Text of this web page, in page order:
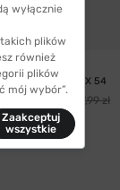
Max Mara
Max Mara 1263 KVX 54
384,99 zł 557,99 zł
wyłącznie
plików
również
plików
mój wybór”.
Zaakceptuj
wszystkie